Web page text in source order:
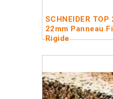
SCHNEIDER
22mm Panneau
Rigide